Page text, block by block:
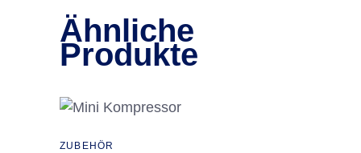
Ähnliche
Produkte
ZUBEHÖR